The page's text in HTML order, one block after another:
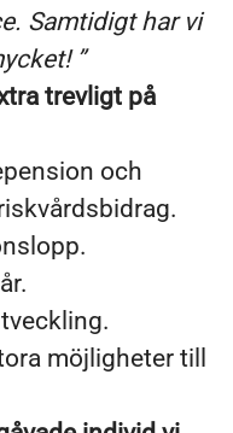
Samtidigt har vi
”
trevligt på
och
möjligheter till